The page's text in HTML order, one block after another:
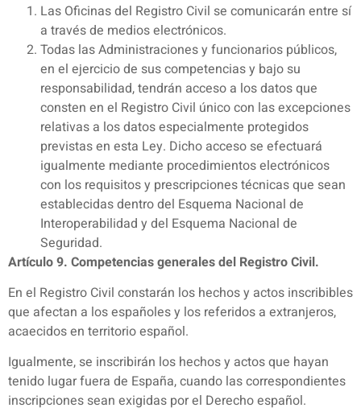
Las Oficinas del Registro Civil se comunicarán entre sí
a través de medios electrónicos.
Todas las Administraciones y funcionarios públicos,
en el ejercicio de sus competencias y bajo su
responsabilidad, tendrán acceso a los datos que
consten en el Registro Civil único con las excepciones
relativas a los datos especialmente protegidos
previstas en esta Ley. Dicho acceso se efectuará
igualmente mediante procedimientos electrónicos
con los requisitos y prescripciones técnicas que sean
establecidas dentro del Esquema Nacional de
Interoperabilidad y del Esquema Nacional de
Seguridad.
Artículo 9. Competencias generales del Registro Civil.
En el Registro Civil constarán los hechos y actos inscribibles
que afectan a los españoles y los referidos a extranjeros,
acaecidos en territorio español.
Igualmente, se inscribirán los hechos y actos que hayan
tenido lugar fuera de España, cuando las correspondientes
inscripciones sean exigidas por el Derecho español.